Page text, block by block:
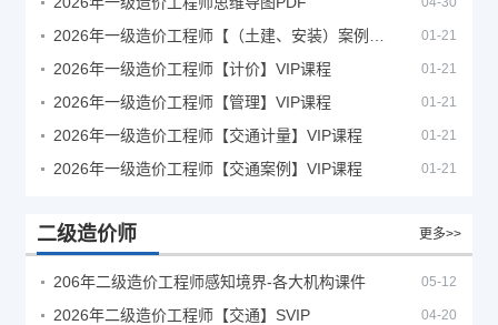
01-21
2026年一级造价工程师【计价】VIP课程 01-21
2026年一级造价工程师【管理】VIP课程 01-21
2026年一级造价工程师【交通计量】VIP课程 01-21
2026年一级造价工程师【交通案例】VIP课程 01-21
二级造价师 更多>>
206年二级造价工程师感知境界-各大机构课件 05-12
2026年二级造价工程师【交通】SVIP 04-20